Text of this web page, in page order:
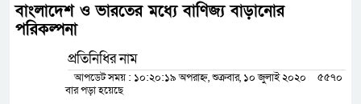
বাংলাদেশ ও ভারতের মধ্যে বাণিজ্য বাড়ানোর
পরিকল্পনা
প্রতিনিধির নাম
আপডেট সময় : ১০:২০:১৯ অপরাহ্ন, শুক্রবার, ১০ জুলাই ২০২০
৫৫৭০
বার পড়া হয়েছে